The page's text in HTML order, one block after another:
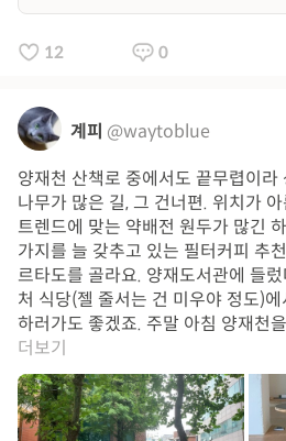
12 0
계피 @waytoblue
양재천 산책로 중에서도 끝무렵이
나무가 많은 길, 그 건너편. 위치가
트렌드에 맞는 약배전 원두가 많긴
가지를 늘 갖추고 있는 필터커피 추
르타도를 골라요. 양재도서관에 들
처 식당(젤 줄서는 건 미우야 정도)
하러가도 좋겠죠. 주말 아침 양재천
더보기